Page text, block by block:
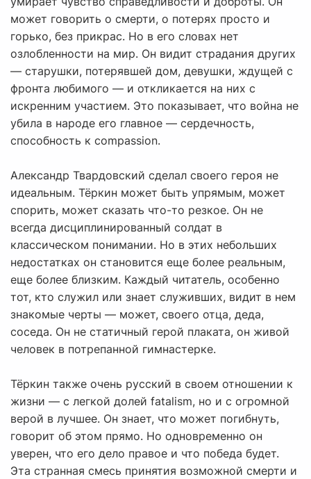
может говорить о смерти, о потерях просто и
горько, без прикрас. Но в его словах нет
озлобленности на мир. Он видит страдания других
— старушки, потерявшей дом, девушки, ждущей с
фронта любимого — и откликается на них с
искренним участием. Это показывает, что война не
убила в народе его главное — сердечность,
способность к compassion.
Александр Твардовский сделал своего героя не
идеальным. Тёркин может быть упрямым, может
спорить, может сказать что-то резкое. Он не
всегда дисциплинированный солдат в
классическом понимании. Но в этих небольших
недостатках он становится еще более реальным,
еще более близким. Каждый читатель, особенно
тот, кто служил или знает служивших, видит в нем
знакомые черты — может, своего отца, деда,
соседа. Он не статичный герой плаката, он живой
человек в потрепанной гимнастерке.
Тёркин также очень русский в своем отношении к
жизни — с легкой долей fatalism, но и с огромной
верой в лучшее. Он знает, что может погибнуть,
говорит об этом прямо. Но одновременно он
уверен, что его дело правое и что победа будет.
Эта странная смесь принятия возможной смерти и